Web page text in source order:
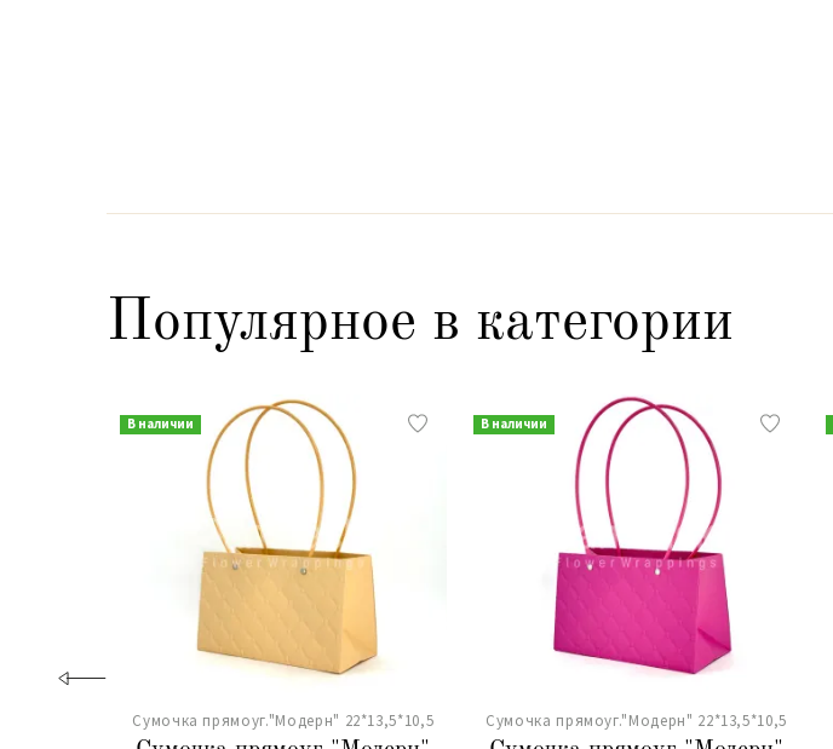
Популярное в категории
В наличии
Сумочка прямоуг."Модерн" 22*13,5*10,5
В наличии
Сумочка прямоуг."Модерн" 22*13,5*10,5